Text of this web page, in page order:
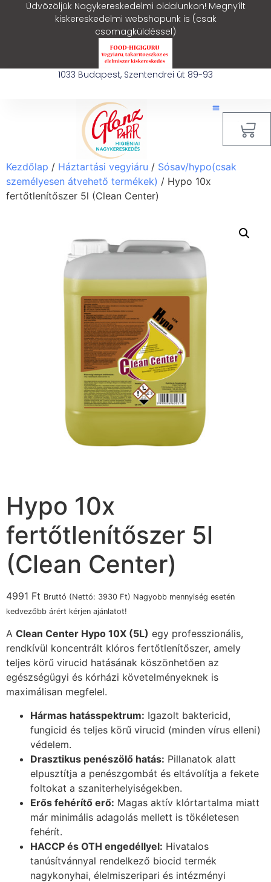
Üdvözöljük Nagykereskedelmi oldalunkon! Megnyílt
kiskereskedelmi webshopunk is (csak
csomagküldéssel)
1033 Budapest, Szentendrei út 89-93
Kezdőlap / Háztartási vegyiáru / Sósav/hypo(csak
személyesen átvehető termékek) / Hypo 10x
fertőtlenítőszer 5l (Clean Center)
Hypo 10x
fertőtlenítőszer 5l
(Clean Center)
4991 Ft Bruttó (Nettó: 3930 Ft) Nagyobb mennyiség esetén
kedvezőbb árért kérjen ajánlatot!
A Clean Center Hypo 10X (5L) egy professzionális,
rendkívül koncentrált klóros fertőtlenítőszer, amely
teljes körű virucid hatásának köszönhetően az
egészségügyi és kórházi követelményeknek is
maximálisan megfelel.
Hármas hatásspektrum: Igazolt baktericid,
fungicid és teljes körű virucid (minden vírus elleni)
védelem.
Drasztikus penészölő hatás: Pillanatok alatt
elpusztítja a penészgombát és eltávolítja a fekete
foltokat a szaniterhelyiségekben.
Erős fehérítő erő: Magas aktív klórtartalma miatt
már minimális adagolás mellett is tökéletesen
fehérít.
HACCP és OTH engedéllyel: Hivatalos
tanúsítvánnyal rendelkező biocid termék
nagykonyhai, élelmiszeripari és intézményi